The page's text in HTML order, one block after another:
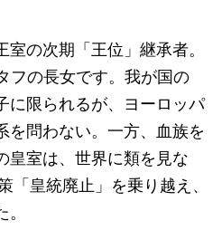
の次期「王位」継承者。
フの長女です。我が国の
に限られるが、ヨーロッパ
を問わない。一方、血族を
皇室は、世界に類を見な
「皇統廃止」を乗り越え、